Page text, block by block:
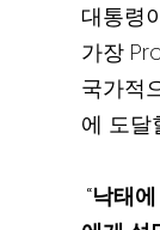
대통령
가장
국가적
에 도달
“낙태